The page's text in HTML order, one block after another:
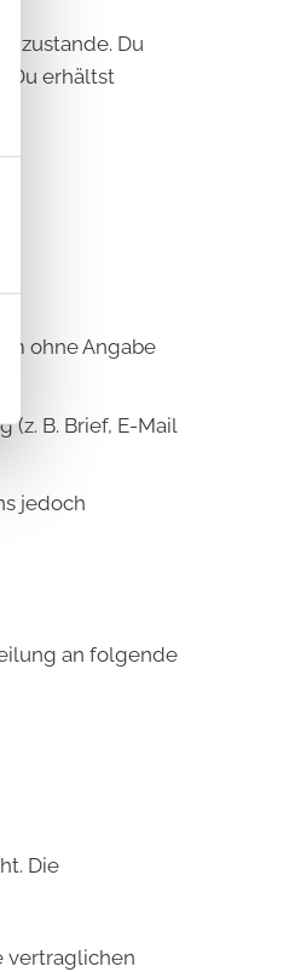
zustande. Du
Du erhältst
ohne Angabe
B. Brief, E-Mail
jedoch
an folgende
Die
vertraglichen